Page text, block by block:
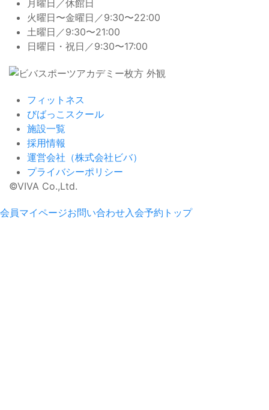
月曜日／休館日
火曜日〜金曜日／9:30〜22:00
土曜日／9:30〜21:00
日曜日・祝日／9:30〜17:00
フィットネス
びばっこスクール
施設一覧
採用情報
運営会社（株式会社ビバ）
プライバシーポリシー
©VIVA Co.,Ltd.
会員マイページお問い合わせ入会予約 トップ